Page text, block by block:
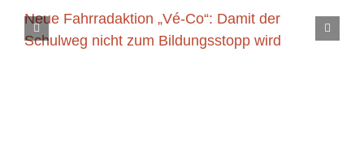
Neue Fahrradaktion „Vé-Co“: Damit der
Schulweg nicht zum Bildungsstopp wird